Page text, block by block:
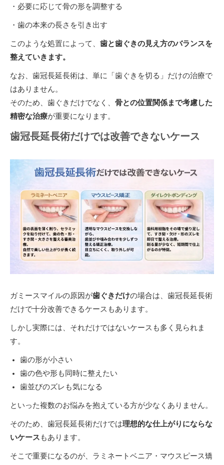
・必要に応じて骨の形を調整する
・歯の本来の長さを引き出す
このような処置によって、 歯と歯ぐきの見え方のバランスを
整えていきます。
なお、歯冠長延長術は、単に「歯ぐきを切る」だけの治療で
はありません。
そのため、歯ぐきだけでなく、 骨との位置関係まで考慮した
精密な治療が重要になります。
歯冠長延長術だけでは改善できないケース
ガミースマイルの原因が歯ぐきだけの場合は、歯冠長延長術
だけで十分改善できるケースもあります。
しかし実際には、それだけではないケースも多く見られま
す。
歯の形が小さい
歯の色や形も同時に整えたい
歯並びのズレも気になる
といった複数のお悩みを抱えている方が少なくありません。
そのため、歯冠長延長術だけでは理想的な仕上がりにならな
いケース もあります。
そこで重要になるのが、ラミネートベニア・マウスピース矯